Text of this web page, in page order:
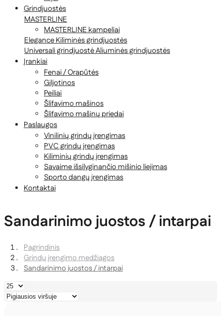
Grindjuostės
MASTERLINE
MASTERLINE kampeliai
EleganceKiliminės grindjuostės
Universali grindjuostėAliuminės grindjuostės
Įrankiai
Fenai / Orapūtės
Giljotinos
Peiliai
Šlifavimo mašinos
Šlifavimo mašinų priedai
Paslaugos
Vinilinių grindų įrengimas
PVC grindų įrengimas
Kiliminių grindų įrengimas
Savaime išsilyginančio mišinio liejimas
Sporto dangų įrengimas
Kontaktai
Sandarinimo juostos / intarpai
Pagrindinis
Grindų įrengimo medžiagos
Sandarinimo juostos / intarpai